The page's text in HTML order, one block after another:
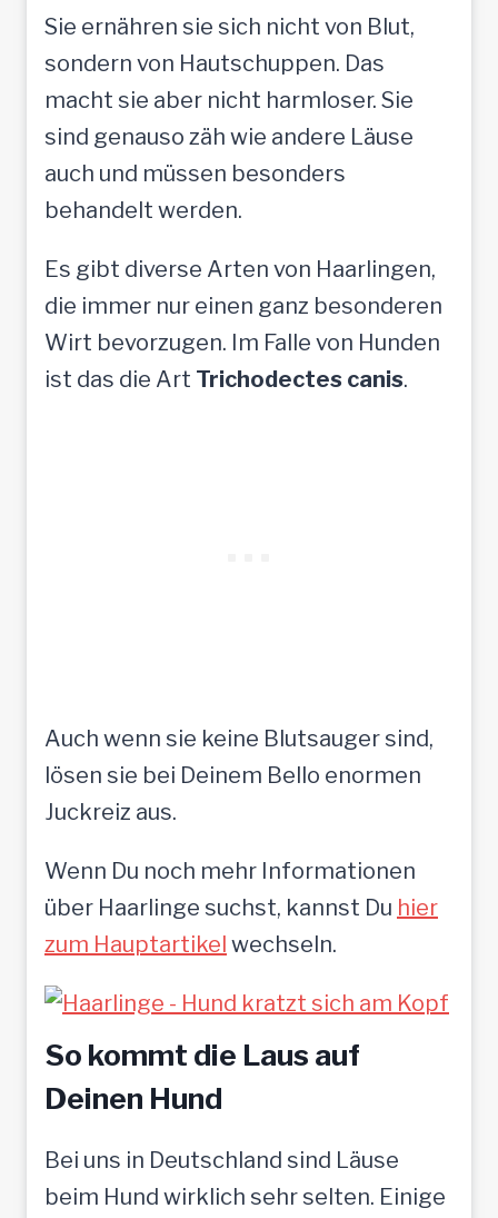
Sie ernähren sie sich nicht von Blut,
sondern von Hautschuppen. Das
macht sie aber nicht harmloser. Sie
sind genauso zäh wie andere Läuse
auch und müssen besonders
behandelt werden.
Es gibt diverse Arten von Haarlingen,
die immer nur einen ganz besonderen
Wirt bevorzugen. Im Falle von Hunden
ist das die Art Trichodectes canis.
Auch wenn sie keine Blutsauger sind,
lösen sie bei Deinem Bello enormen
Juckreiz aus.
Wenn Du noch mehr Informationen
über Haarlinge suchst, kannst Du hier
zum Hauptartikel wechseln.
So kommt die Laus auf
Deinen Hund
Bei uns in Deutschland sind Läuse
beim Hund wirklich sehr selten. Einige